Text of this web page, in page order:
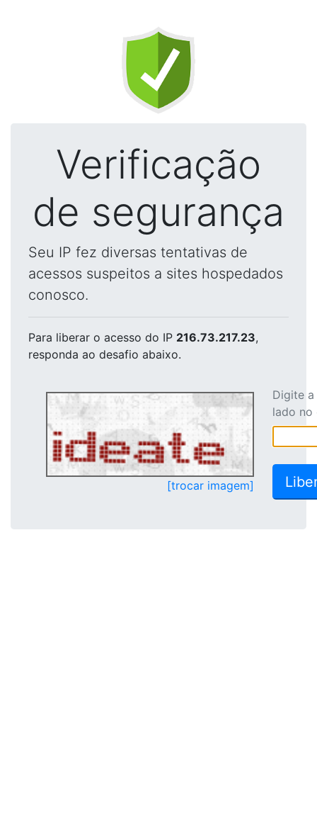
Verificação
de segurança
Seu IP fez diversas tentativas de
acessos suspeitos a sites hospedados
conosco.
Para liberar o acesso do IP 216.73.217.23,
responda ao desafio abaixo.
[trocar imagem]
Digite
lado no